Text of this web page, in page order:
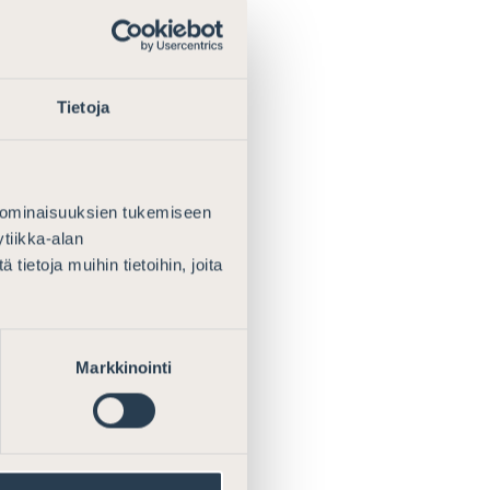
Tietoja
tukemiseen
alan
tietoja muihin tietoihin, joita
Markkinointi
vuoksi